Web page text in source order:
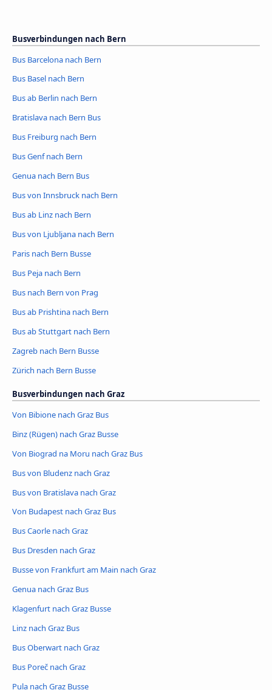
Busverbindungen nach Bern
Bus Barcelona nach Bern
Bus Basel nach Bern
Bus ab Berlin nach Bern
Bratislava nach Bern Bus
Bus Freiburg nach Bern
Bus Genf nach Bern
Genua nach Bern Bus
Bus von Innsbruck nach Bern
Bus ab Linz nach Bern
Bus von Ljubljana nach Bern
Paris nach Bern Busse
Bus Peja nach Bern
Bus nach Bern von Prag
Bus ab Prishtina nach Bern
Bus ab Stuttgart nach Bern
Zagreb nach Bern Busse
Zürich nach Bern Busse
Busverbindungen nach Graz
Von Bibione nach Graz Bus
Binz (Rügen) nach Graz Busse
Von Biograd na Moru nach Graz Bus
Bus von Bludenz nach Graz
Bus von Bratislava nach Graz
Von Budapest nach Graz Bus
Bus Caorle nach Graz
Bus Dresden nach Graz
Busse von Frankfurt am Main nach Graz
Genua nach Graz Bus
Klagenfurt nach Graz Busse
Linz nach Graz Bus
Bus Oberwart nach Graz
Bus Poreč nach Graz
Pula nach Graz Busse